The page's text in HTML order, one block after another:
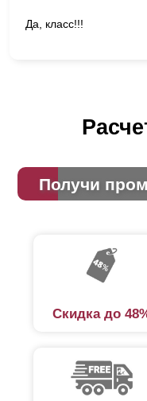
Да, класс!!!
Получи
Скидка до